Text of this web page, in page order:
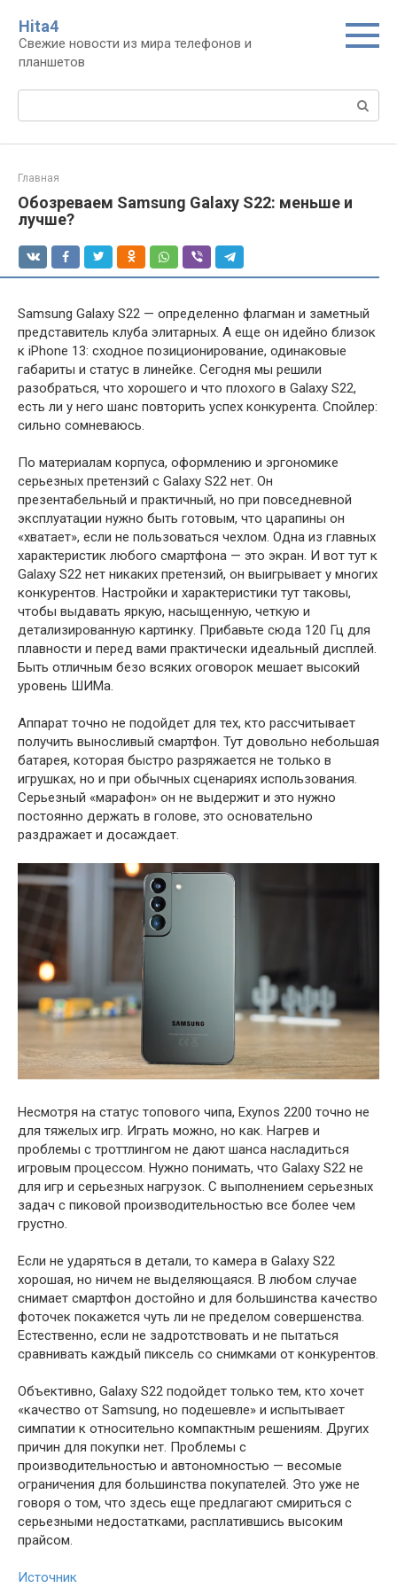
контенту
Нita4
Свежие новости из мира телефонов и
планшетов
Поиск:
Главная
Обозреваем Samsung Galaxy S22: меньше и
лучше?
Samsung Galaxy S22 — определенно флагман и заметный
представитель клуба элитарных. А еще он идейно близок
к iPhone 13: сходное позиционирование, одинаковые
габариты и статус в линейке. Сегодня мы решили
разобраться, что хорошего и что плохого в Galaxy S22,
есть ли у него шанс повторить успех конкурента. Спойлер:
сильно сомневаюсь.
По материалам корпуса, оформлению и эргономике
серьезных претензий с Galaxy S22 нет. Он
презентабельный и практичный, но при повседневной
эксплуатации нужно быть готовым, что царапины он
«хватает», если не пользоваться чехлом. Одна из главных
характеристик любого смартфона — это экран. И вот тут к
Galaxy S22 нет никаких претензий, он выигрывает у многих
конкурентов. Настройки и характеристики тут таковы,
чтобы выдавать яркую, насыщенную, четкую и
детализированную картинку. Прибавьте сюда 120 Гц для
плавности и перед вами практически идеальный дисплей.
Быть отличным безо всяких оговорок мешает высокий
уровень ШИМа.
Аппарат точно не подойдет для тех, кто рассчитывает
получить выносливый смартфон. Тут довольно небольшая
батарея, которая быстро разряжается не только в
игрушках, но и при обычных сценариях использования.
Серьезный «марафон» он не выдержит и это нужно
постоянно держать в голове, это основательно
раздражает и досаждает.
Несмотря на статус топового чипа, Exynos 2200 точно не
для тяжелых игр. Играть можно, но как. Нагрев и
проблемы с троттлингом не дают шанса насладиться
игровым процессом. Нужно понимать, что Galaxy S22 не
для игр и серьезных нагрузок. С выполнением серьезных
задач с пиковой производительностью все более чем
грустно.
Если не ударяться в детали, то камера в Galaxy S22
хорошая, но ничем не выделяющаяся. В любом случае
снимает смартфон достойно и для большинства качество
фоточек покажется чуть ли не пределом совершенства.
Естественно, если не задротствовать и не пытаться
сравнивать каждый пиксель со снимками от конкурентов.
Объективно, Galaxy S22 подойдет только тем, кто хочет
«качество от Samsung, но подешевле» и испытывает
симпатии к относительно компактным решениям. Других
причин для покупки нет. Проблемы с
производительностью и автономностью — весомые
ограничения для большинства покупателей. Это уже не
говоря о том, что здесь еще предлагают смириться с
серьезными недостатками, расплатившись высоким
прайсом.
Источник